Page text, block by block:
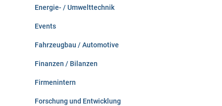
Energie- / Umwelttechnik
Events
Fahrzeugbau / Automotive
Finanzen / Bilanzen
Firmenintern
Forschung und Entwicklung